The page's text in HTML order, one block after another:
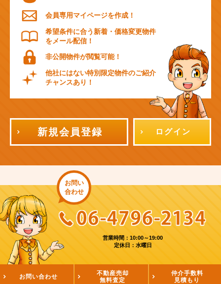
会員専用マイページを作成！
希望条件に合う新着・価格変更物件
をメール配信！
非公開物件が閲覧可能！
他社にはない特別限定物件のご紹介
チャンスあり！
新規会員登録 ログイン
お問い
合わせ
営業時間：10:00～19:00
定休日：水曜日
お問い合わせ
不動産売却
無料査定
仲介手数料
見積もり